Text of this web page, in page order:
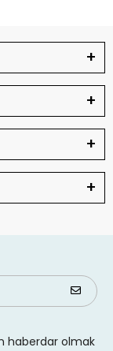
haberdar olmak